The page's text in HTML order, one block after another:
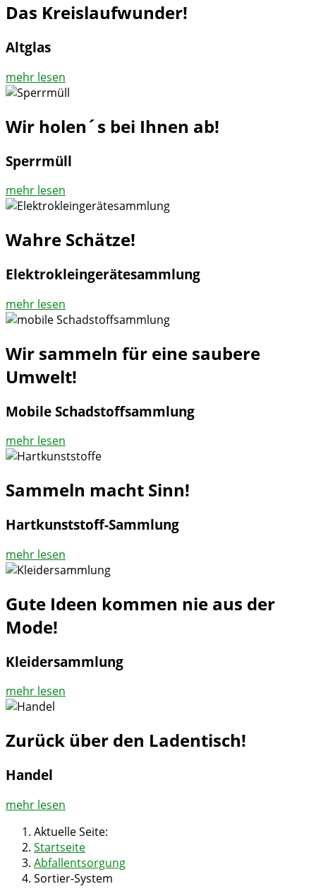
Das Kreislaufwunder!
Altglas
mehr lesen
Wir holen´s bei Ihnen ab!
Sperrmüll
mehr lesen
Wahre Schätze!
Elektrokleingerätesammlung
mehr lesen
Wir sammeln für eine saubere
Umwelt!
Mobile Schadstoffsammlung
mehr lesen
Sammeln macht Sinn!
Hartkunststoff-Sammlung
mehr lesen
Gute Ideen kommen nie aus der
Mode!
Kleidersammlung
mehr lesen
Zurück über den Ladentisch!
Handel
mehr lesen
Aktuelle Seite:
Startseite
Abfallentsorgung
Sortier-System